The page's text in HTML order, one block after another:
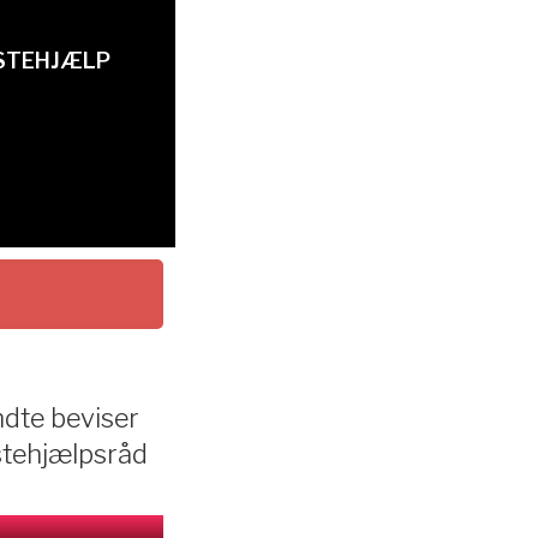
beviser